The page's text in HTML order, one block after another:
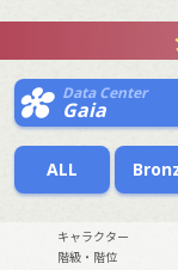
Data Center
Gaia
ALL
キャラクター
階級・階位